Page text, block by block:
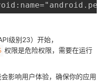
级别23）开始，​
​权限是危险权限，需要在运行
影响用户体验，确保你的应用